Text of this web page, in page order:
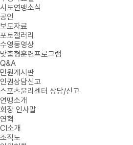
시도연맹소식
공인
보도자료
포토갤러리
수영동영상
맞춤형훈련프로그램
Q&A
민원게시판
인권상담신고
스포츠윤리센터 상담/신고
연맹소개
회장 인사말
연혁
CI소개
조직도